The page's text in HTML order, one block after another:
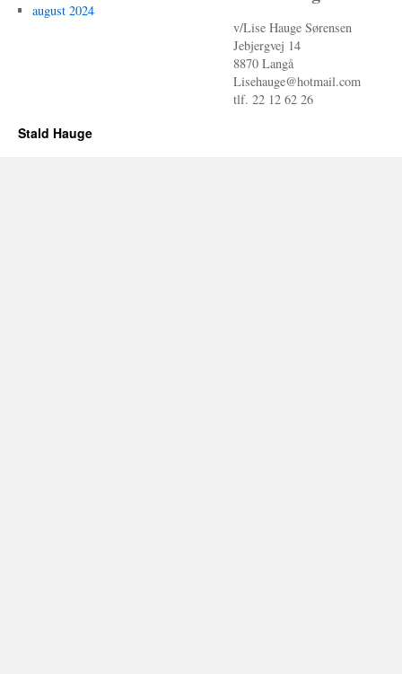
august 2024
v/Lise Hauge Sørensen
Jebjergvej 14
8870 Langå
Lisehauge@hotmail.com
tlf. 22 12 62 26
Stald Hauge